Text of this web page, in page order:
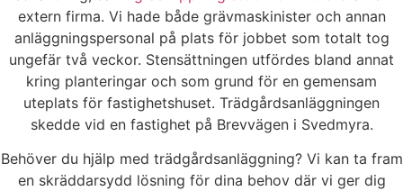
extern firma. Vi hade både grävmaskinister och annan
anläggningspersonal på plats för jobbet som totalt tog
ungefär två veckor. Stensättningen utfördes bland annat
kring planteringar och som grund för en gemensam
uteplats för fastighetshuset. Trädgårdsanläggningen
skedde vid en fastighet på Brevvägen i Svedmyra.
Behöver du hjälp med trädgårdsanläggning? Vi kan ta fram
en skräddarsydd lösning för dina behov där vi ger dig